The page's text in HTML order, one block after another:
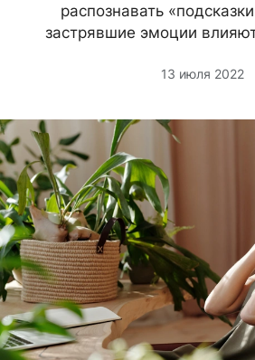
распознавать
застрявшие эмоции
13 июля 2022